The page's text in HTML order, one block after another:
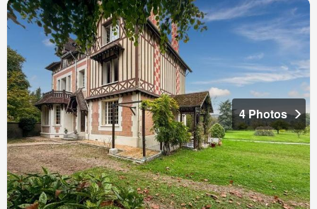
4 Photos